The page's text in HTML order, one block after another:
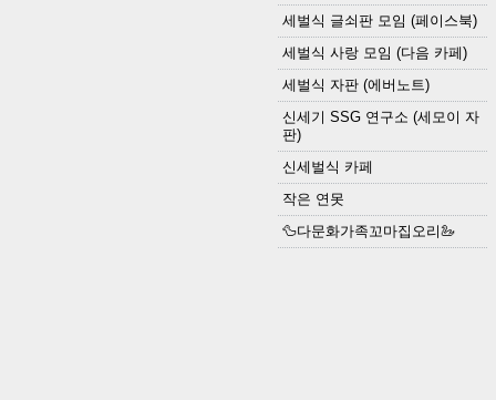
세벌식 글쇠판 모임 (페이스북)
세벌식 사랑 모임 (다음 카페)
세벌식 자판 (에버노트)
신세기 SSG 연구소 (세모이 자
판)
신세벌식 카페
작은 연못
🦆다문화가족꼬마집오리🦢